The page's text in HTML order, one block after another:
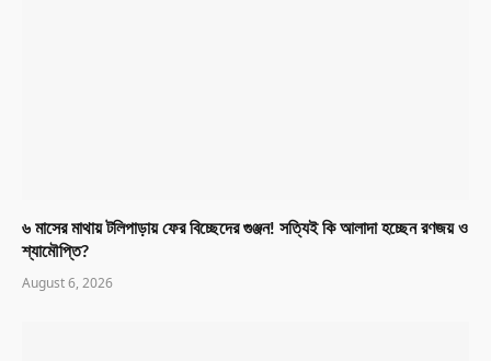
৬ মাসের মাথায় টলিপাড়ায় ফের বিচ্ছেদের গুঞ্জন! সত্যিই কি আলাদা হচ্ছেন রণজয় ও
শ্যামৌপ্তি?
August 6, 2026